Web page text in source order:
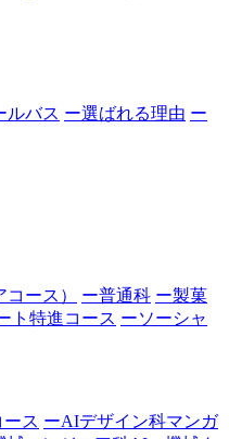
ルバス ー選ばれる理由 ー
ース） ー普通科 ー製菓
ト特進コース ーソーシャ
ス ーAIデザイン科マンガ